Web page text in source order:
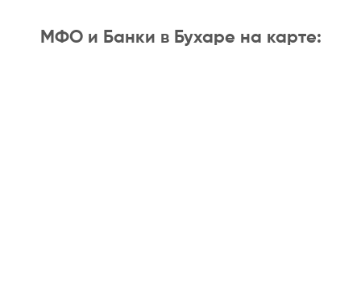
МФО и Банки в Бухаре на карте: